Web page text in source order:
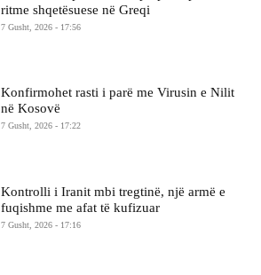
ritme shqetësuese në Greqi
7 Gusht, 2026 - 17:56
Konfirmohet rasti i parë me Virusin e Nilit
në Kosovë
7 Gusht, 2026 - 17:22
Kontrolli i Iranit mbi tregtinë, një armë e
fuqishme me afat të kufizuar
7 Gusht, 2026 - 17:16